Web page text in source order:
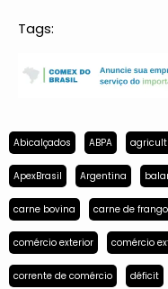
Tags:
Abicalçados ABPA
ApexBrasil Argentina
carne bovina carne de frango
comércio exterior comércio
corrente de comércio déficit